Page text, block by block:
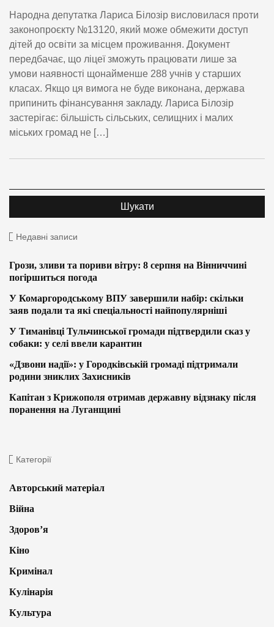
Народна депутатка Лариса Білозір висловилася проти
законопроєкту №13120, який може обмежити доступ
дітей до освіти за місцем проживання. Документ
передбачає, що ліцеї зможуть працювати лише за
умови наявності щонайменше 288 учнів у старших
класах. Якщо ця вимога не буде виконана, держава
припинить фінансування закладу. Лариса Білозір
застерігає: більшість сільських, селищних і малих
міських громад не […]
Недавні записи
Грози, зливи та пориви вітру: 8 серпня на Вінниччині
погіршиться погода
У Комаргородському ВПУ завершили набір: скільки
заяв подали та які спеціальності найпопулярніші
У Тиманівці Тульчинської громади підтвердили сказ у
собаки: у селі ввели карантин
«Дзвони надії»: у Городківській громаді підтримали
родини зниклих Захисників
Капітан з Крижополя отримав державну відзнаку після
поранення на Луганщині
Категорії
Авторський матеріал
Війна
Здоров’я
Кіно
Кримінал
Кулінарія
Культура